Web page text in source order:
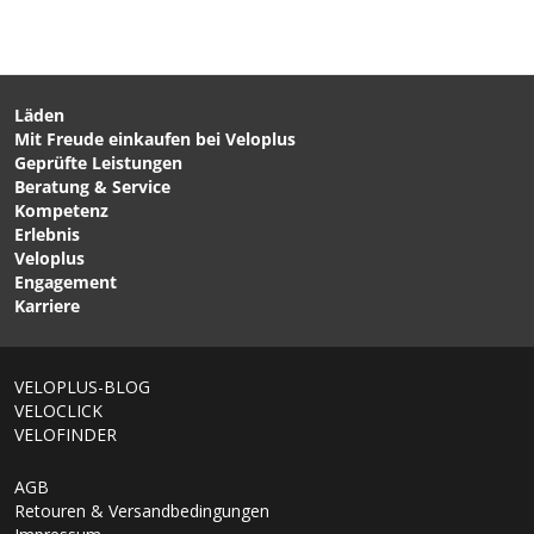
CHF 169.00
YARAS ZIP IV Unisex-
Regenhose Black von
VAUDE
CHF 269.00
Läden
Mit Freude einkaufen bei Veloplus
Geprüfte Leistungen
Beratung & Service
Kompetenz
Erlebnis
Veloplus
Engagement
Karriere
VELOPLUS-BLOG
VELOCLICK
VELOFINDER
AGB
Retouren & Versandbedingungen